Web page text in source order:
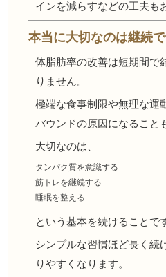
インを減らすなどの工夫も
本当に大切なのは継続
体脂肪率の改善は短期間で
りません。
極端な食事制限や無理な運
バウンドの原因になること
大切なのは、
タンパク質を意識する
筋トレを継続する
睡眠を整える
という基本を続けることで
シンプルな習慣ほど長く続
りやすくなります。